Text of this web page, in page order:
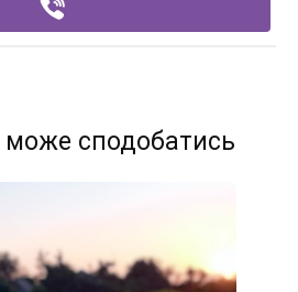
сподобатись